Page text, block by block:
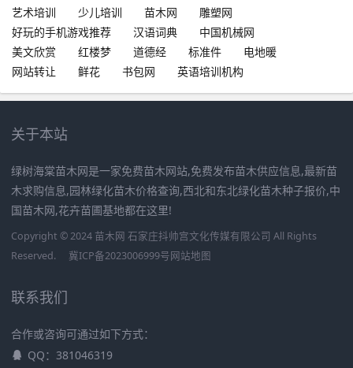
艺术培训
少儿培训 苗木网
雕塑网
好玩的手机游戏推荐
汉语词典
中国机械网
美文欣赏
红楼梦 道德经 标准件
电地暖
网站转让
鲜花 书包网 英语培训机构
关于本站
绿树海棠苗木网是一家免费苗木网站,免费发布苗木供应信息,最新苗
木求购信息,园林绿化苗木价格查询,西北和东北绿化苗木种子报价,中
国苗木网,花卉苗圃基地都在这里!
Copyright © 2024 苗木网 石家庄抖帅宫文化传媒有限公司 All Rights
Reserved.
冀ICP备2023006999号网站地图
联系我们
合作或咨询可通过如下方式：
QQ：381046319